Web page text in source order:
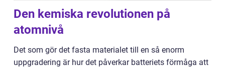
Den kemiska revolutionen på
atomnivå
Det som gör det fasta materialet till en så enorm
uppgradering är hur det påverkar batteriets förmåga att